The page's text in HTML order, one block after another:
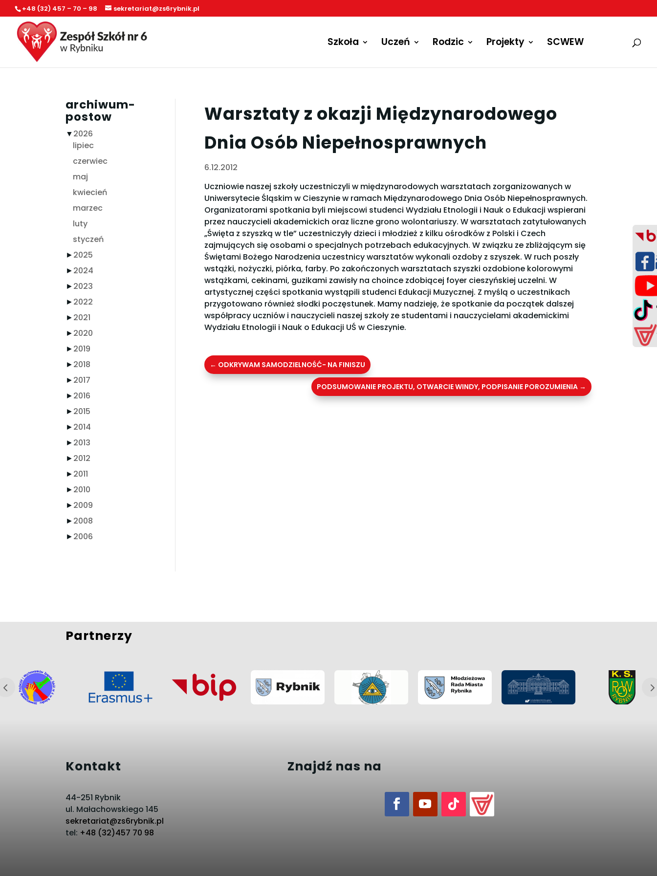
+48 (32) 457 – 70 – 98 sekretariat@zs6rybnik.pl
Szkoła Uczeń Rodzic Projekty SCWEW
archiwum-
postow
▼2026
lipiec
czerwiec
maj
kwiecień
marzec
luty
styczeń
►2025
►2024
►2023
►2022
►2021
►2020
►2019
►2018
►2017
►2016
►2015
►2014
►2013
►2012
►2011
►2010
►2009
►2008
►2006
Warsztaty z okazji Międzynarodowego
Dnia Osób Niepełnosprawnych
6.12.2012
Uczniowie naszej szkoły uczestniczyli w międzynarodowych warsztatach zorganizowanych w
Uniwersytecie Śląskim w Cieszynie w ramach Międzynarodowego Dnia Osób Niepełnosprawnych.
Organizatorami spotkania byli miejscowi studenci Wydziału Etnologii i Nauk o Edukacji wspierani
przez nauczycieli akademickich oraz liczne grono wolontariuszy. W warsztatach zatytułowanych
„Święta z szyszką w tle” uczestniczyły dzieci i młodzież z kilku ośrodków z Polski i Czech
zajmujących się osobami o specjalnych potrzebach edukacyjnych. W związku ze zbliżającym się
Świętami Bożego Narodzenia uczestnicy warsztatów wykonali ozdoby z szyszek. W ruch poszły
wstążki, nożyczki, piórka, farby. Po zakończonych warsztatach szyszki ozdobione kolorowymi
wstążkami, cekinami, guzikami zawisły na choince zdobiącej foyer cieszyńskiej uczelni. W
artystycznej części spotkania wystąpili studenci Edukacji Muzycznej. Z myślą o uczestnikach
przygotowano również słodki poczęstunek. Mamy nadzieję, że spotkanie da początek dalszej
współpracy uczniów i nauczycieli naszej szkoły ze studentami i nauczycielami akademickimi
Wydziału Etnologii i Nauk o Edukacji UŚ w Cieszynie.
← ODKRYWAM SAMODZIELNOŚĆ- NA FINISZU
PODSUMOWANIE PROJEKTU, OTWARCIE WINDY, PODPISANIE POROZUMIENIA→
Partnerzy
Kontakt
44-251 Rybnik
ul. Małachowskiego 145
sekretariat@zs6rybnik.pl
tel: +48 (32)457 70 98
Znajdź nas na